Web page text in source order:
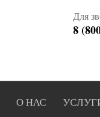
Для
8
О НАС